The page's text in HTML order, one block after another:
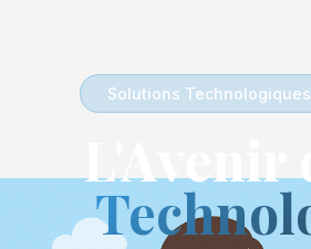
Solutions
L'Avenir